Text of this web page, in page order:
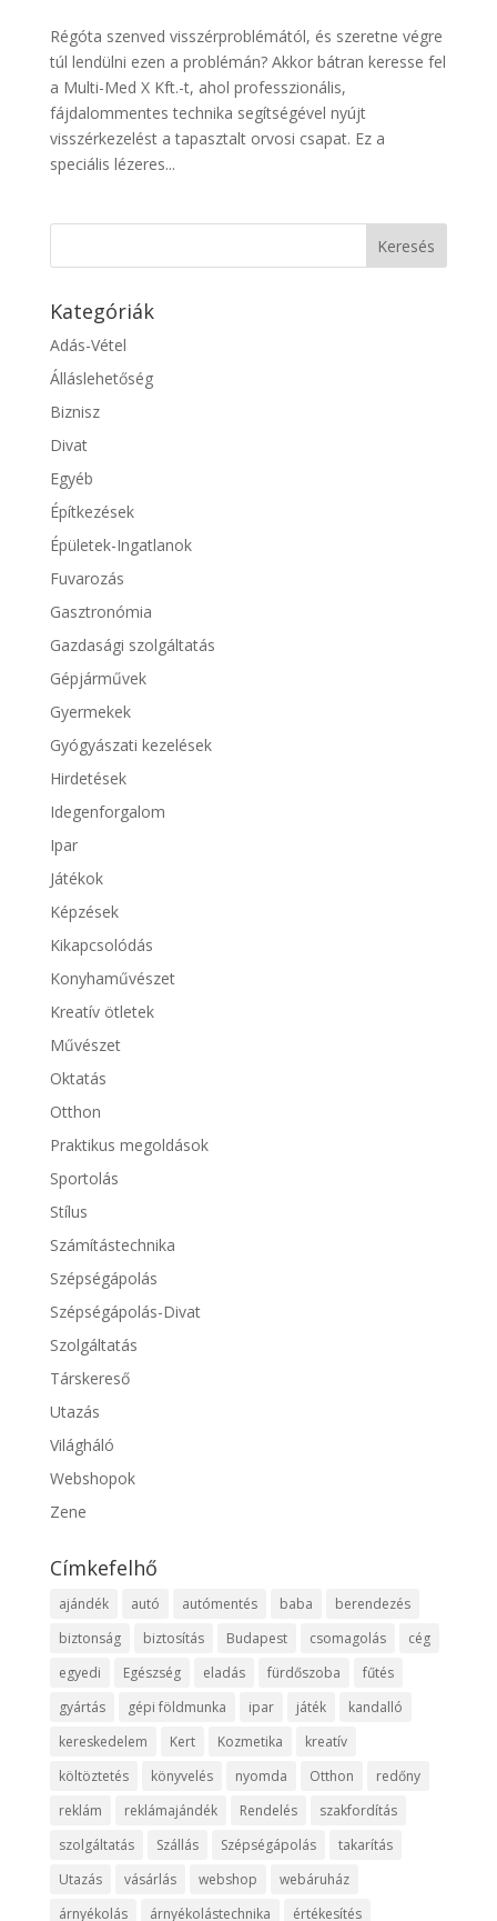
Régóta szenved visszérproblémától, és szeretne végre
túl lendülni ezen a problémán? Akkor bátran keresse fel
a Multi-Med X Kft.-t, ahol professzionális,
fájdalommentes technika segítségével nyújt
visszérkezelést a tapasztalt orvosi csapat. Ez a
speciális lézeres...
Kategóriák
Adás-Vétel
Álláslehetőség
Biznisz
Divat
Egyéb
Építkezések
Épületek-Ingatlanok
Fuvarozás
Gasztronómia
Gazdasági szolgáltatás
Gépjárművek
Gyermekek
Gyógyászati kezelések
Hirdetések
Idegenforgalom
Ipar
Játékok
Képzések
Kikapcsolódás
Konyhaművészet
Kreatív ötletek
Művészet
Oktatás
Otthon
Praktikus megoldások
Sportolás
Stílus
Számítástechnika
Szépségápolás
Szépségápolás-Divat
Szolgáltatás
Társkereső
Utazás
Világháló
Webshopok
Zene
Címkefelhő
ajándék autó autómentés baba
berendezés
biztonság
biztosítás Budapest csomagolás
cég
egyedi
Egészség eladás fürdőszoba
fűtés
gyártás
gépi földmunka ipar játék
kandalló
kereskedelem
Kert Kozmetika
kreatív
költöztetés
könyvelés nyomda Otthon
redőny
reklám
reklámajándék Rendelés
szakfordítás
szolgáltatás
Szállás Szépségápolás
takarítás
Utazás
vásárlás webshop
webáruház
árnyékolás
árnyékolástechnika értékesítés